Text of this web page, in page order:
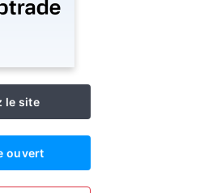
le site
ouvert